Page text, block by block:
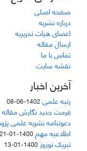
صفحه اصلی
درباره نشریه
اعضای هیات تحریریه
ارسال مقاله
تماس با ما
نقشه سایت
آخرین اخبار
رتبه علمی 1402-06-08
فرمت جدید نگارش مقاله
دعوتنامه نشریه علمی
اطلاعیه مهم1400-01-21
تبریک نوروز 1400-01-13